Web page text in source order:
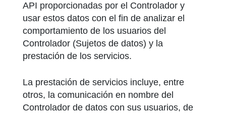
API proporcionadas por el Controlador y
usar estos datos con el fin de analizar el
comportamiento de los usuarios del
Controlador (Sujetos de datos) y la
prestación de los servicios.
La prestación de servicios incluye, entre
otros, la comunicación en nombre del
Controlador de datos con sus usuarios, de